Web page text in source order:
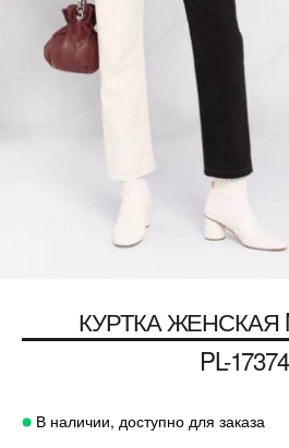
КУРТКА ЖЕНСКАЯ
PL-17374
В наличии, доступно для заказа